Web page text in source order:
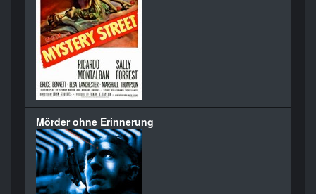
Mörder ohne Erinnerung